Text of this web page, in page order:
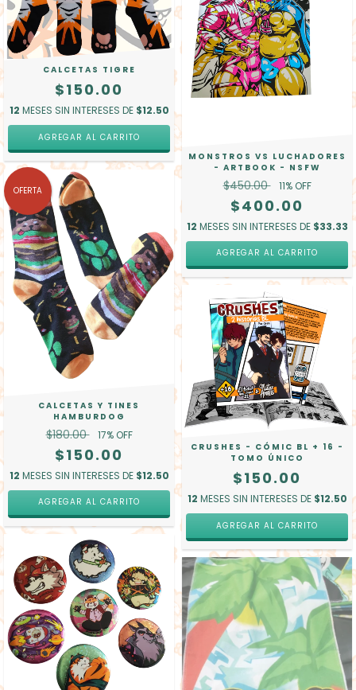
CALCETAS TIGRE
$150.00
12 MESES SIN INTERESES DE $12.50
MONSTROS VS LUCHADORES
- ARTBOOK - NSFW
$450.00 11% OFF
$400.00
12 MESES SIN INTERESES DE $33.33
OFERTA
CALCETAS Y TINES
HAMBURDOG
$180.00 17% OFF
$150.00
12 MESES SIN INTERESES DE $12.50
AGREGAR AL CARRITO
CRUSHES - CÓMIC BL + 16 -
TOMO ÚNICO
$150.00
12 MESES SIN INTERESES DE $12.50